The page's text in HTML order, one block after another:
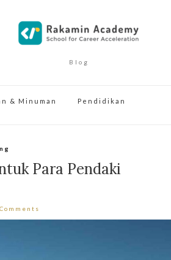
Blog
& Minuman
Pendidikan
Para Pendaki